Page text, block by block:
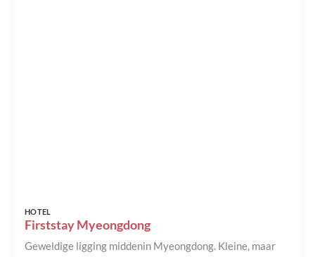
HOTEL
Firststay Myeongdong
Geweldige ligging middenin Myeongdong. Kleine, maar